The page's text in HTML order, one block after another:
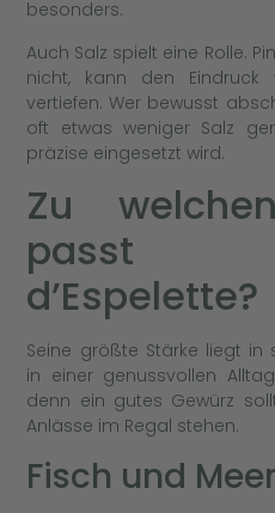
besonders.
Auch Salz spielt eine Rolle.
nicht, kann den
vertiefen. Wer bewusst
oft etwas weniger Salz
präzise eingesetzt wird.
Zu
passt
d’Espelette?
Seine größte Stärke liegt in
in einer genussvollen
denn ein gutes Gewürz
Anlässe im Regal stehen.
Fisch und